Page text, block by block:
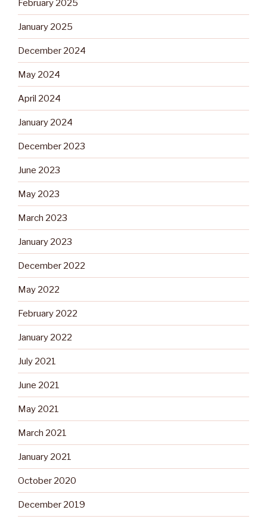
February 2025
January 2025
December 2024
May 2024
April 2024
January 2024
December 2023
June 2023
May 2023
March 2023
January 2023
December 2022
May 2022
February 2022
January 2022
July 2021
June 2021
May 2021
March 2021
January 2021
October 2020
December 2019